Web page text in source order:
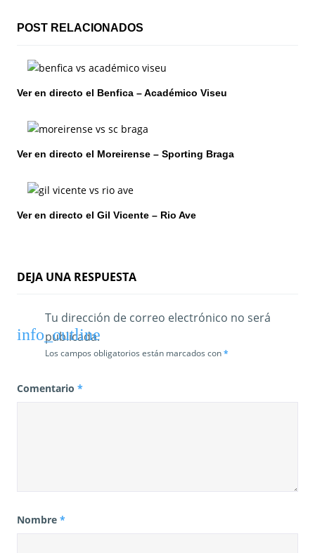
c
ó
d
e
n
r
d
s
POST RELACIONADOS
Ver en directo el Benfica – Académico Viseu
Ver en directo el Moreirense – Sporting Braga
Ver en directo el Gil Vicente – Rio Ave
DEJA UNA RESPUESTA
Tu dirección de correo electrónico no será
publicada.
Los campos obligatorios están marcados con*
Comentario *
Nombre *